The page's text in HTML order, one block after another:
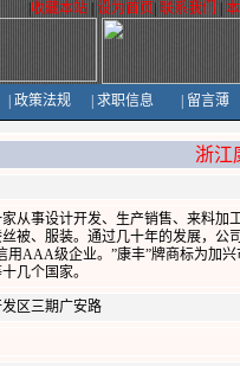
收藏本站 设为首页 联系我们
政策法规 求职信息 留言薄
浙江
从事设计开发、生产销售、来料加
被、服装。通过几十年的发展，公
用AAA级企业。”康丰”牌商标为加
几个国家。
区三期广安路